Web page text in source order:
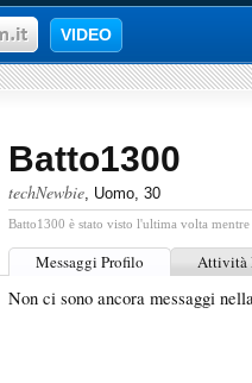
VIDEO
Batto1300
techNewbie, Uomo, 30
Batto1300 è stato visto l'ultima volta mentre
Messaggi Profilo Attività
Non ci sono ancora messaggi